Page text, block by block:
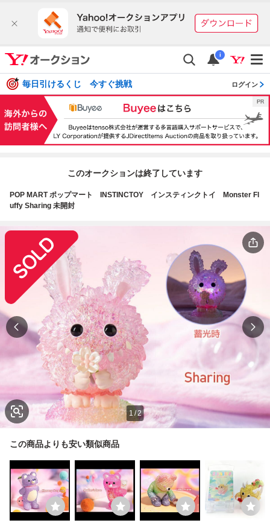
i
毎日引けるくじ 今すぐ挑戦 ログイン
このオークションは終了しています
POP MART ポップマート INSTINCTOY インスティンクトイ Monster Fl
uffy Sharing 未開封
1/2
この商品よりも安い類似商品